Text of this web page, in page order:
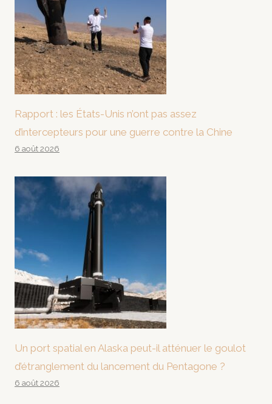
Rapport : les États-Unis n’ont pas assez
d’intercepteurs pour une guerre contre la Chine
6 août 2026
Un port spatial en Alaska peut-il atténuer le goulot
d’étranglement du lancement du Pentagone ?
6 août 2026